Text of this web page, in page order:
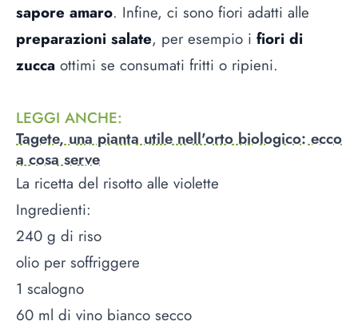
sapore amaro. Infine, ci sono fiori adatti alle
preparazioni salate, per esempio i fiori di
zucca ottimi se consumati fritti o ripieni.
LEGGI ANCHE:
Tagete, una pianta utile nell'orto biologico: ecco
a cosa serve
La ricetta del risotto alle violette
Ingredienti:
240 g di riso
olio per soffriggere
1 scalogno
60 ml di vino bianco secco